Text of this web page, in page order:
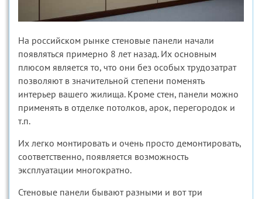
На российском рынке стеновые панели начали
появляться примерно 8 лет назад. Их основным
плюсом является то, что они без особых трудозатрат
позволяют в значительной степени поменять
интерьер вашего жилища. Кроме стен, панели можно
применять в отделке потолков, арок, перегородок и
т.п.
Их легко монтировать и очень просто демонтировать,
соответственно, появляется возможность
эксплуатации многократно.
Стеновые панели бывают разными и вот три